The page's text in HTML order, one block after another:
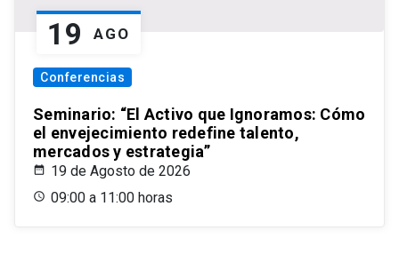
19 AGO
Conferencias
Seminario: “El Activo que Ignoramos: Cómo
el envejecimiento redefine talento,
mercados y estrategia”
19 de Agosto de 2026
09:00 a 11:00 horas